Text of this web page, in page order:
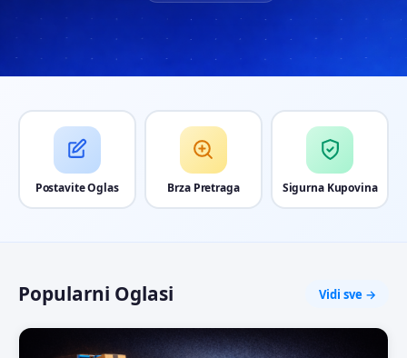
Postavite Oglas Brza Pretraga Sigurna Kupovina
Popularni Oglasi Vidi sve →